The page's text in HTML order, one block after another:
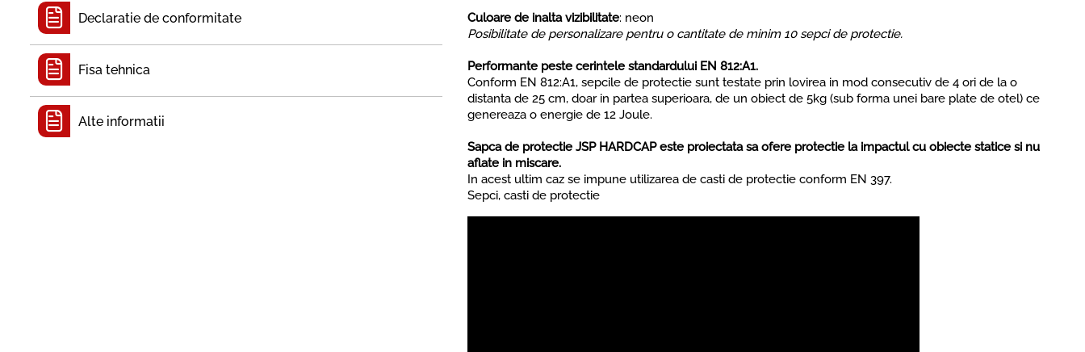
Declaratie de conformitate
Fisa tehnica
Alte informatii
Culoare de inalta vizibilitate: neon
Posibilitate de personalizare pentru o cantitate de minim 10 sepci de protectie.
Performante peste cerintele standardului EN 812:A1.
Conform EN 812:A1, sepcile de protectie sunt testate prin lovirea in mod consecutiv de 4 ori de la o
distanta de 25 cm, doar in partea superioara, de un obiect de 5kg (sub forma unei bare plate de otel) ce
genereaza o energie de 12 Joule.
Sapca de protectie JSP HARDCAP este proiectata sa ofere protectie la impactul cu obiecte statice si nu
aflate in miscare.
In acest ultim caz se impune utilizarea de casti de protectie conform EN 397.
Sepci, casti de protectie